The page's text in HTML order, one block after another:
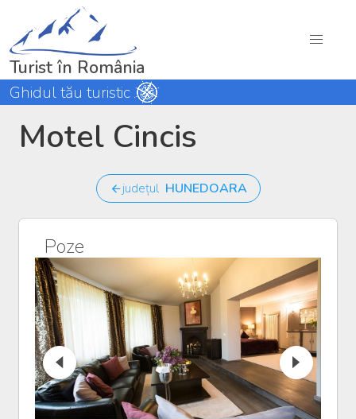
Turist în România
Ghidul tău turistic
Motel Cincis
județul HUNEDOARA
Poze